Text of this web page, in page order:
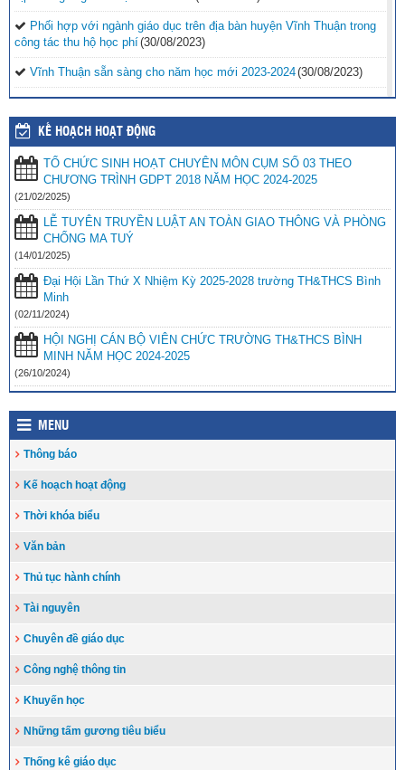
Phối hợp với ngành giáo dục trên địa bàn huyện Vĩnh Thuận trong
công tác thu hộ học phí(30/08/2023)
Vĩnh Thuận sẵn sàng cho năm học mới 2023-2024(30/08/2023)
Tổng kết năm học 2022-2023 và triển khai phương hướng, nhiệm
vụ trọng tâm năm học 2023-2024(30/08/2023)
Trao 20 suất quà cho học sinh có hoàn cảnh khó khăn trước thềm
năm học mới(25/08/2023)
Toà án nhân dân tỉnh Kiên Giang tặng Quỹ khuyến học huyện Vĩnh
Thuận trước thềm năm học 2023-2024 (15/08/2023)
Đẩy nhanh tiến độ thi công “Công trình xây nhà khuyến học năm
2023” tặng học sinh nghèo vượt khó học giỏi hiện chưa có nhà
ở(10/08/2023)
KẾ HOẠCH HOẠT ĐỘNG
TỔ CHỨC SINH HOẠT CHUYÊN MÔN CỤM SỐ 03 THEO
CHƯƠNG TRÌNH GDPT 2018 NĂM HỌC 2024-2025
(21/02/2025)
LỄ TUYÊN TRUYỀN LUẬT AN TOÀN GIAO THÔNG VÀ PHÒNG
CHỐNG MA TUÝ
(14/01/2025)
Đại Hội Lần Thứ X Nhiệm Kỳ 2025-2028 trường TH&THCS Bình
Minh
(02/11/2024)
HỘI NGHỊ CÁN BỘ VIÊN CHỨC TRƯỜNG TH&THCS BÌNH
MINH NĂM HỌC 2024-2025
(26/10/2024)
MENU
Thông báo
Kế hoạch hoạt động
Thời khóa biểu
Văn bản
Thủ tục hành chính
Tài nguyên
Chuyên đề giáo dục
Công nghệ thông tin
Khuyến học
Những tấm gương tiêu biểu
Thống kê giáo dục